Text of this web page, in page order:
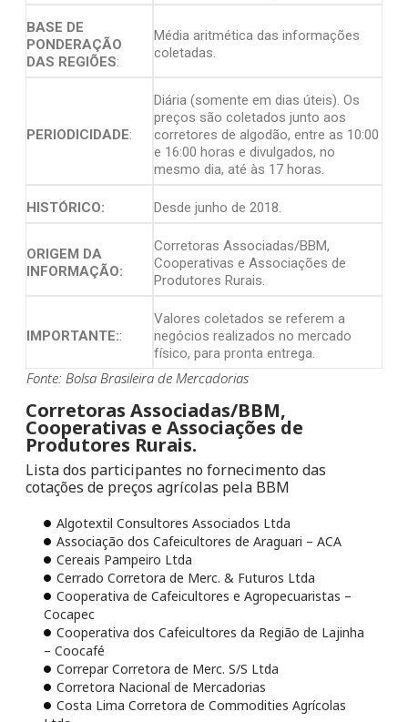
BASE DE
PONDERAÇÃO
DAS REGIÕES:
Média aritmética das informações
coletadas.
PERIODICIDADE:
Diária (somente em dias úteis). Os
preços são coletados junto aos
corretores de algodão, entre as 10:00
e 16:00 horas e divulgados, no
mesmo dia, até às 17 horas.
HISTÓRICO: Desde junho de 2018.
ORIGEM DA
INFORMAÇÃO:
Corretoras Associadas/BBM,
Cooperativas e Associações de
Produtores Rurais.
IMPORTANTE::
Valores coletados se referem a
negócios realizados no mercado
físico, para pronta entrega.
Fonte: Bolsa Brasileira de Mercadorias
Corretoras Associadas/BBM,
Cooperativas e Associações de
Produtores Rurais.
Lista dos participantes no fornecimento das
cotações de preços agrícolas pela BBM
Algotextil Consultores Associados Ltda
Associação dos Cafeicultores de Araguari – ACA
Cereais Pampeiro Ltda
Cerrado Corretora de Merc. & Futuros Ltda
Cooperativa de Cafeicultores e Agropecuaristas –
Cocapec
Cooperativa dos Cafeicultores da Região de Lajinha
– Coocafé
Correpar Corretora de Merc. S/S Ltda
Corretora Nacional de Mercadorias
Costa Lima Corretora de Commodities Agrícolas